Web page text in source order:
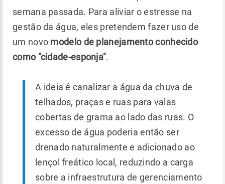
semana passada. Para aliviar o estresse na
gestão da água, eles pretendem fazer uso de
um novo modelo de planejamento conhecido
como "cidade-esponja".
A ideia é canalizar a água da chuva de
telhados, praças e ruas para valas
cobertas de grama ao lado das ruas. O
excesso de água poderia então ser
drenado naturalmente e adicionado ao
lençol freático local, reduzindo a carga
sobre a infraestrutura de gerenciamento